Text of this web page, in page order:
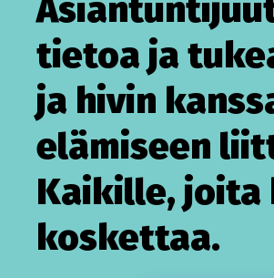
tietoa ja
ja hivin
elämiseen
Kaikille, joita
koskettaa.